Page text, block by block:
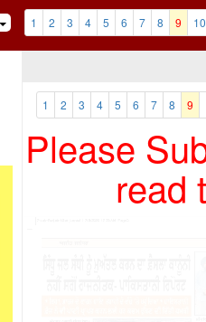
1 2 3 4 5 6 7 8 9 10
1 2 3 4 5 6 7 8 9
Please
read